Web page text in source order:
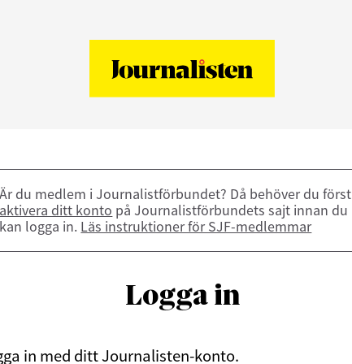
Är du medlem i Journalistförbundet? Då behöver du först
aktivera ditt konto på Journalistförbundets sajt innan du
kan logga in. Läs instruktioner för SJF-medlemmar
Logga in
in med ditt Journalisten-konto.